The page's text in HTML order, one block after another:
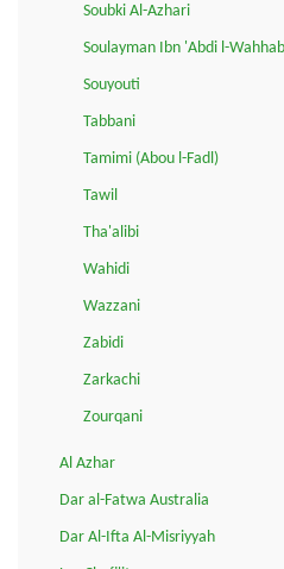
Soubki Al-Azhari
Soulayman Ibn 'Abdi l-Wahhab
Souyouti
Tabbani
Tamimi (Abou l-Fadl)
Tawil
Tha'alibi
Wahidi
Wazzani
Zabidi
Zarkachi
Zourqani
Al Azhar
Dar al-Fatwa Australia
Dar Al-Ifta Al-Misriyyah